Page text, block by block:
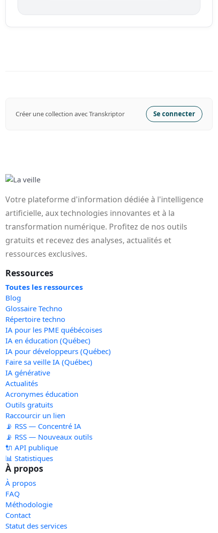
Créer une collection avec Transkriptor Se connecter
Votre plateforme d'information dédiée à l'intelligence
artificielle, aux technologies innovantes et à la
transformation numérique. Profitez de nos outils
gratuits et recevez des analyses, actualités et
ressources exclusives.
Ressources
Toutes les ressources
Blog
Glossaire Techno
Répertoire techno
IA pour les PME québécoises
IA en éducation (Québec)
IA pour développeurs (Québec)
Faire sa veille IA (Québec)
IA générative
Actualités
Acronymes éducation
Outils gratuits
Raccourcir un lien
📡 RSS — Concentré IA
📡 RSS — Nouveaux outils
🔌 API publique
📊 Statistiques
À propos
À propos
FAQ
Méthodologie
Contact
Statut des services